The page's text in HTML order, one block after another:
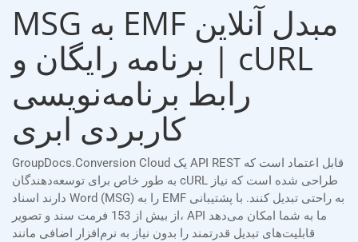
MSG به EMF مبدل آنلاین
| برنامه رایگان و cURL
رابط برنامه‌نویسی
کاربردی ابری
GroupDocs.Conversion Cloud یک API REST قابل اعتماد است که
به طور خاص برای توسعه‌دهندگان cURL طراحی شده است که نیاز
دارند اسناد Word (MSG) را به EMF به راحتی تبدیل کنند. با پشتیبانی
از بیش از 153 فرمت سند و تصویر، API ما به شما امکان می‌دهد
قابلیت‌های تبدیل قدرتمند را بدون نیاز به نرم‌افزار اضافی مانند